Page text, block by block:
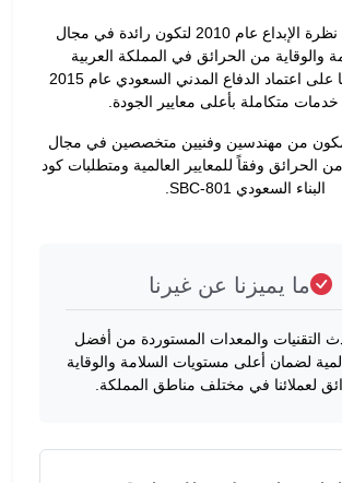
تأسست شركة نظرة الإبداع عام 2010 لتكون رائدة في مجال
والوقاية من الحرائق في المملكة العربية
السعودية. حصلنا على اعتماد الدفاع المدني السعودي عام 2015
خدمات متكاملة بأعلى معايير الجودة.
من مهندسين وفنيين متخصصين في مجال
الحرائق وفقاً للمعايير العالمية ومتطلبات كود
البناء السعودي SBC-801.
ما يميزنا عن غيرنا
التقنيات والمعدات المستوردة من أفضل
لضمان أعلى مستويات السلامة والوقاية
لعملائنا في مختلف مناطق المملكة.